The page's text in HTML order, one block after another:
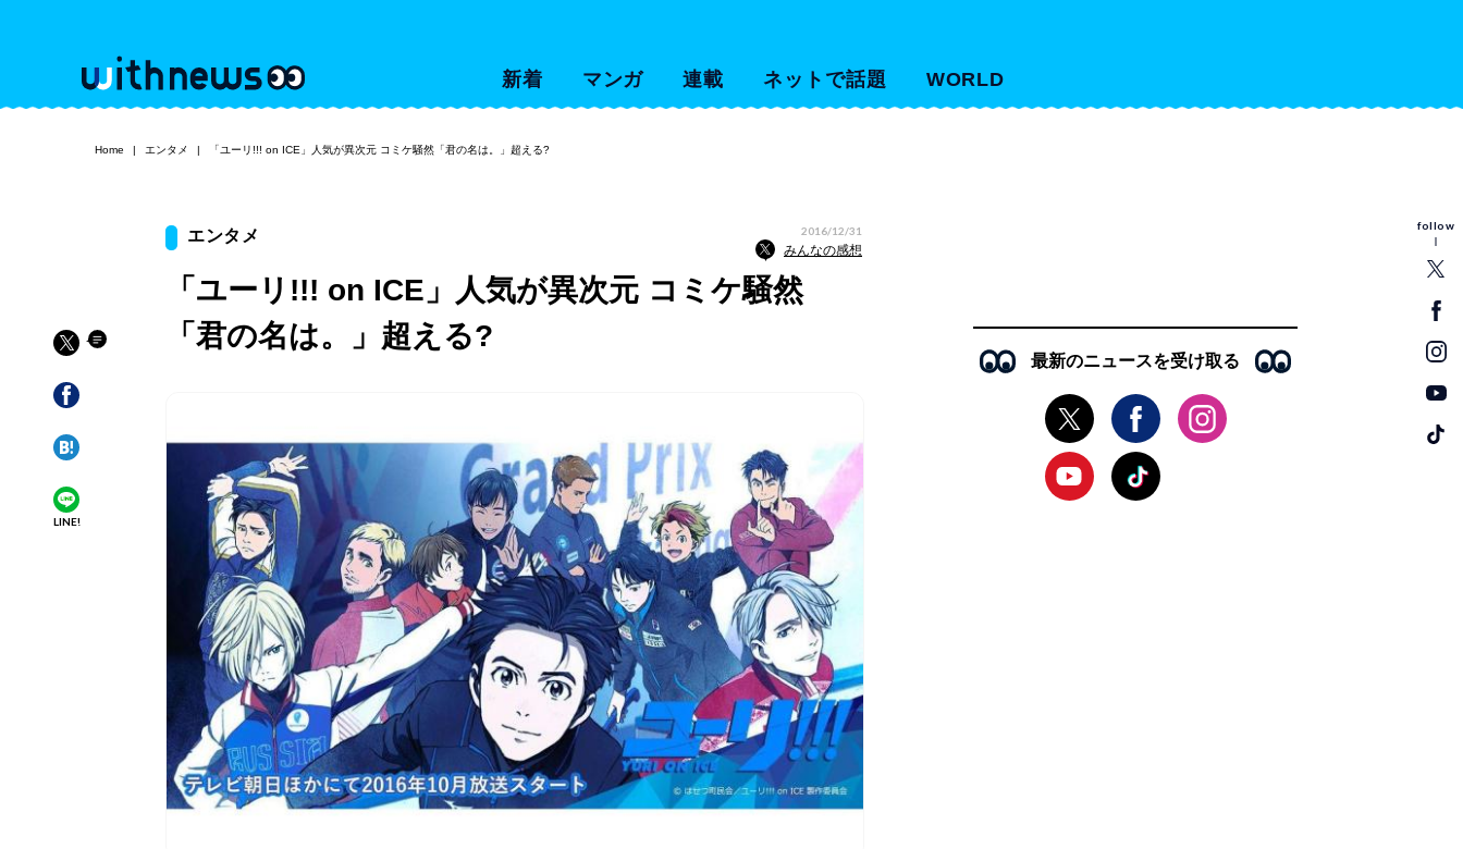
新着 マンガ 連載 ネットで話題 WORLD
follow
Home エンタメ 「ユーリ!!! on ICE」人気が異次元 コミケ騒然「君の名は。」超える?
LINE!
エンタメ 2016/12/31
みんなの感想
「ユーリ!!! on ICE」人気が異次元 コミケ騒然
「君の名は。」超える?
最新のニュースを受け取る